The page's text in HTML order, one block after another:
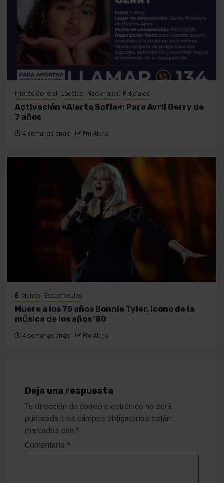
Interés General Locales Nacionales Policiales
Activación «Alerta Sofía»: Para Avril Gerry de
7 años
4 semanas atrás Fm Alpha
El Mundo Espectaculos
Muere a los 75 años Bonnie Tyler, icono de la
música de los años ’80
4 semanas atrás Fm Alpha
Deja una respuesta
Tu dirección de correo electrónico no será
publicada. Los campos obligatorios están
marcados con *
Comentario *